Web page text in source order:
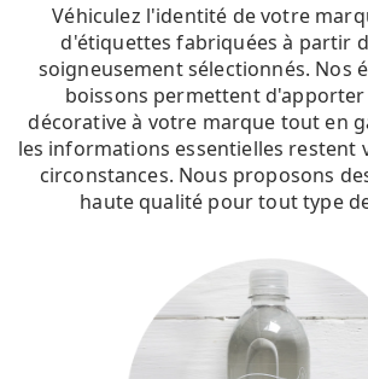
Véhiculez l'identité de votre
d'étiquettes fabriquées à partir
soigneusement sélectionnés. Nos
boissons permettent
décorative à votre marque tout en
les informations essentielles restent
circonstances. Nous proposons
haute qualité pour tout type